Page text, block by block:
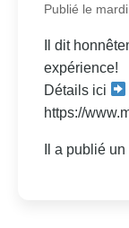
Publié le
Il dit
expérience!
Détails ici
https://
Il a publié